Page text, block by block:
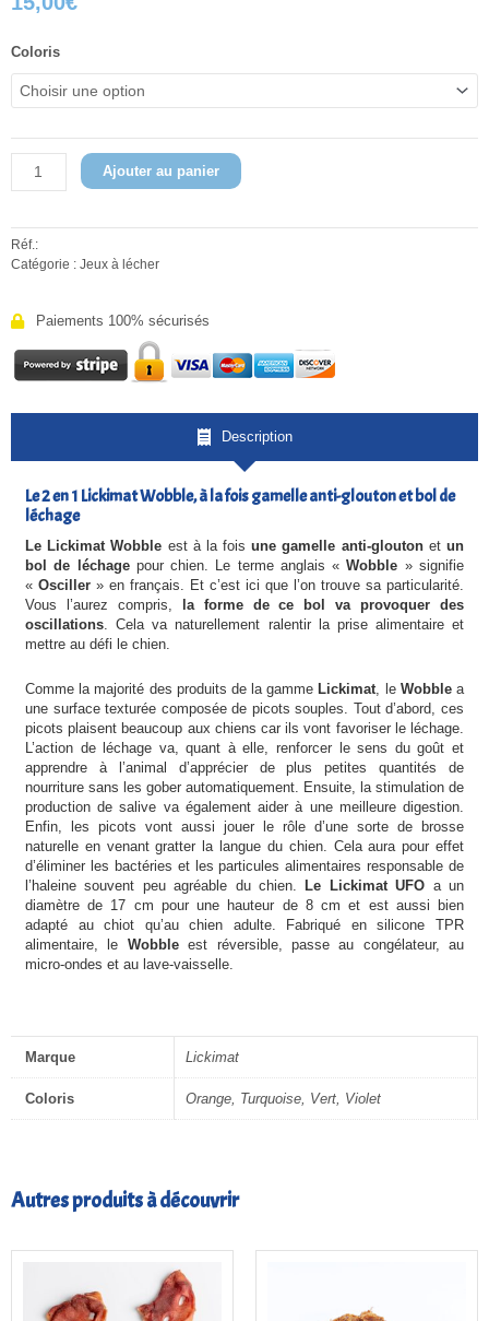
Coloris
quantité
Lickimat
Wobble
Ajouter au panier
Réf.:
Catégorie : Jeux à lécher
Paiements 100% sécurisés
Description
Le 2 en 1 Lickimat Wobble, à la fois gamelle anti-glouton et bol de
léchage
Le Lickimat Wobble est à la foisune gamelle anti-gloutonetun
bol de léchagepour chien. Le terme anglais «Wobble » signifie
« Osciller » en français. Et c’est ici que l’on trouve sa particularité.
Vous l’aurez compris,
la forme de ce bol va provoquer des
oscillations. Cela va naturellement ralentir la prise alimentaire et
mettre au défi le chien.
Comme la majorité des produits de la gamme Lickimat , le Wobblea
une surface texturée composée de picots souples. Tout d’abord, ces
picots plaisent beaucoup aux chiens car ils vont favoriser le léchage.
L’action de léchage va, quant à elle, renforcer le sens du goût et
apprendre à l’animal d’apprécier de plus petites quantités de
nourriture sans les gober automatiquement. Ensuite, la stimulation de
production de salive va également aider à une meilleure digestion.
Enfin, les picots vont aussi jouer le rôle d’une sorte de brosse
naturelle en venant gratter la langue du chien. Cela aura pour effet
d’éliminer les bactéries et les particules alimentaires responsable de
l’haleine souvent peu agréable du chien.
Le Lickimat UFO a un
diamètre de 17 cm pour une hauteur de 8 cm et est aussi bien
adapté au chiot qu’au chien adulte. Fabriqué en silicone TPR
alimentaire, le Wobbleest réversible, passe au congélateur, au
micro-ondes et au lave-vaisselle.
Marque Lickimat
Coloris Orange, Turquoise, Vert, Violet
Autres produits à découvrir